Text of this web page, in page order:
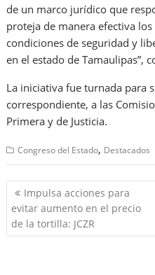
de un marco jurídico que
proteja de manera efectiva
condiciones de seguridad y
en el estado de Tamaulipas”,
La iniciativa fue turnada para
correspondiente, a las
Primera y de Justicia.
Congreso del Estado, Destacados
Navegación
de
entradas
Impulsa acciones para
evitar aumento en el precio
de la tortilla: JCZR